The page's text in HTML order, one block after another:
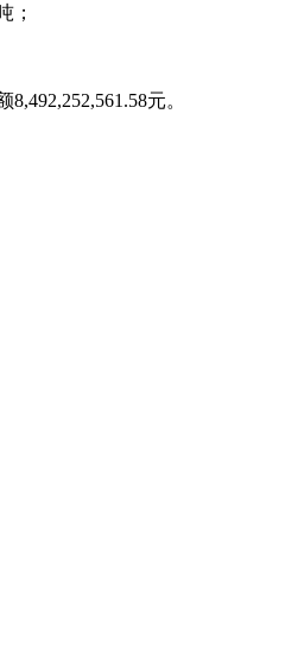
；
元。